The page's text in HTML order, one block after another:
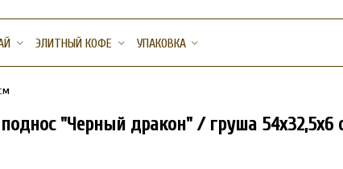
ЭЛИТНЫЙ КОФЕ УПАКОВКА
"Черный дракон" / груша 54х32,5х6